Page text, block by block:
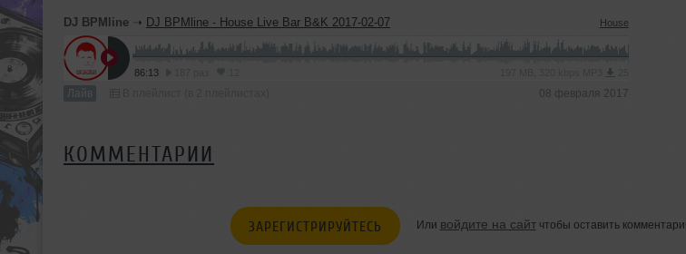
DJ BPMline ➝ DJ BPMline - House Live Bar B&K 2017-02-07 House
86:13
Лайв 08 февраля 2017
КОММЕНТАРИИ
ЗАРЕГИСТРИРУЙТЕСЬ Или войдите на сайтчтобы оставить